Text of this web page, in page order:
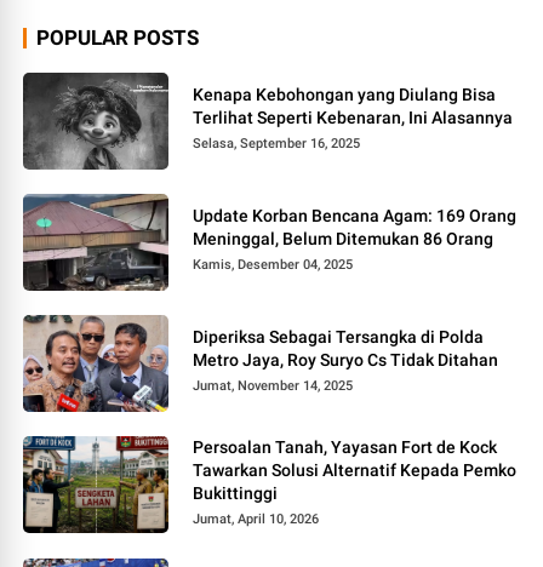
POPULAR POSTS
Kenapa Kebohongan yang Diulang Bisa
Terlihat Seperti Kebenaran, Ini Alasannya
Selasa, September 16, 2025
Update Korban Bencana Agam: 169 Orang
Meninggal, Belum Ditemukan 86 Orang
Kamis, Desember 04, 2025
Diperiksa Sebagai Tersangka di Polda
Metro Jaya, Roy Suryo Cs Tidak Ditahan
Jumat, November 14, 2025
Persoalan Tanah, Yayasan Fort de Kock
Tawarkan Solusi Alternatif Kepada Pemko
Bukittinggi
Jumat, April 10, 2026